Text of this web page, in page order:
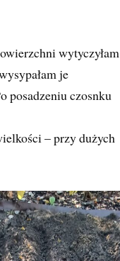
wytyczyłam
je
posadzeniu czosnku
– przy dużych